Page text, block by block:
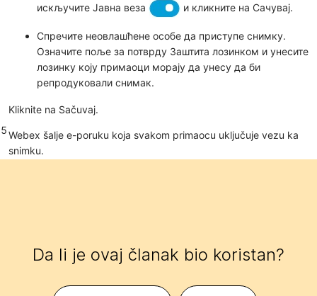
искључите Јавна веза и кликните на Сачувај.
Спречите неовлашћене особе да приступе снимку.
Означите поље за потврду Заштита лозинком и унесите
лозинку коју примаоци морају да унесу да би
репродуковали снимак.
5
Kliknite na Sačuvaj.
Webex šalje e-poruku koja svakom primaocu uključuje vezu ka
snimku.
Da li je ovaj članak bio koristan?